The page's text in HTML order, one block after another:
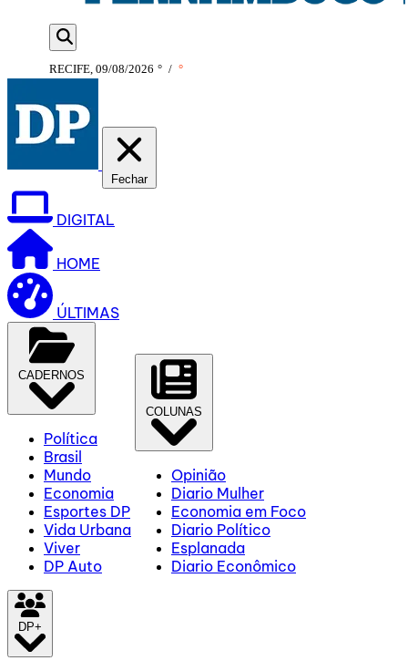
RECIFE, 09/08/2026 ° / °
Fechar
DIGITAL
HOME
ÚLTIMAS
CADERNOS
Política
Brasil
Mundo
Economia
Esportes DP
Vida Urbana
Viver
DP Auto
COLUNAS
Opinião
Diario Mulher
Economia em Foco
Diario Político
Esplanada
Diario Econômico
DP+